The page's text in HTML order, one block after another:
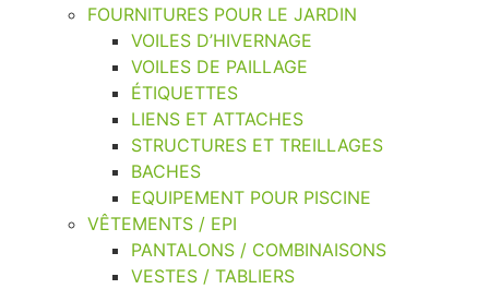
FOURNITURES POUR LE JARDIN
VOILES D’HIVERNAGE
VOILES DE PAILLAGE
ÉTIQUETTES
LIENS ET ATTACHES
STRUCTURES ET TREILLAGES
BACHES
EQUIPEMENT POUR PISCINE
VÊTEMENTS / EPI
PANTALONS / COMBINAISONS
VESTES / TABLIERS